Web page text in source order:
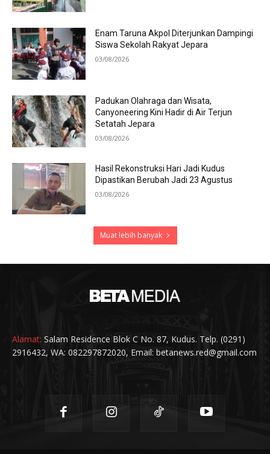
Enam Taruna Akpol Diterjunkan Dampingi
Siswa Sekolah Rakyat Jepara
03/08/2026
Padukan Olahraga dan Wisata,
Canyoneering Kini Hadir di Air Terjun
Setatah Jepara
03/08/2026
Hasil Rekonstruksi Hari Jadi Kudus
Dipastikan Berubah Jadi 23 Agustus
03/08/2026
Muat lebih banyak
Alamat: Salam Residence Blok C No. 87, Kudus. Telp. (0291)
2916432, WA: 082297872020, Email: betanews.red@gmail.com